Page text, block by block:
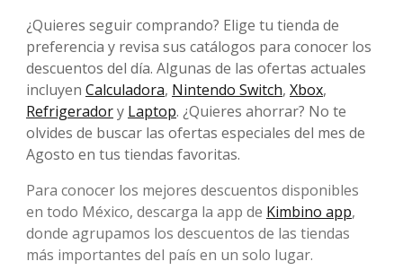
¿Quieres seguir comprando? Elige tu tienda de
preferencia y revisa sus catálogos para conocer los
descuentos del día. Algunas de las ofertas actuales
incluyen Calculadora, Nintendo Switch, Xbox,
Refrigeradory Laptop. ¿Quieres ahorrar? No te
olvides de buscar las ofertas especiales del mes de
Agosto en tus tiendas favoritas.
Para conocer los mejores descuentos disponibles
en todo México, descarga la app de Kimbino app,
donde agrupamos los descuentos de las tiendas
más importantes del país en un solo lugar.